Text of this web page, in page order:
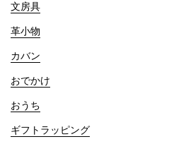
文房具
革小物
カバン
おでかけ
おうち
ギフトラッピング